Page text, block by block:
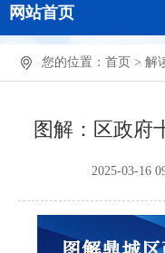
网站首页
您的位置： 首页 > 解
图解：区政府
2025-03-16